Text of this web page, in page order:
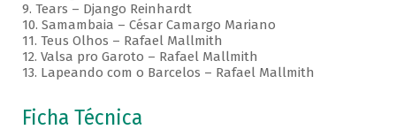
9. Tears – Django Reinhardt
10. Samambaia – César Camargo Mariano
11. Teus Olhos – Rafael Mallmith
12. Valsa pro Garoto – Rafael Mallmith
13. Lapeando com o Barcelos – Rafael Mallmith
Ficha Técnica